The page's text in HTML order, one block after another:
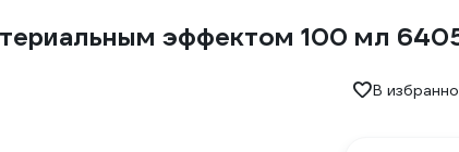
эффектом 100 мл
В